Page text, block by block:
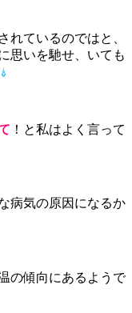
れているのではと、
思いを馳せ、いても
！と私はよく言って
病気の原因になるか
の傾向にあるようで